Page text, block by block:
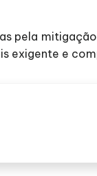
pela
exigente e